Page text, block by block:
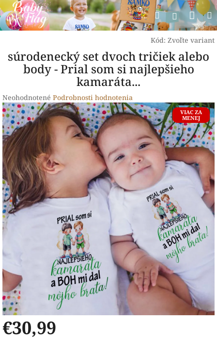
Prejsť
na
obsah
Hľadať
Kód: Zvoľte variant
súrodenecký set dvoch tričiek alebo
body - Prial som si najlepšieho
kamaráta...
Priemerné
hodnotenie
produktu
je
0,0
z
5
hviezdičiek.
Neohodnotené Podrobnosti hodnotenia
VIAC ZA
MENEJ
€30,99